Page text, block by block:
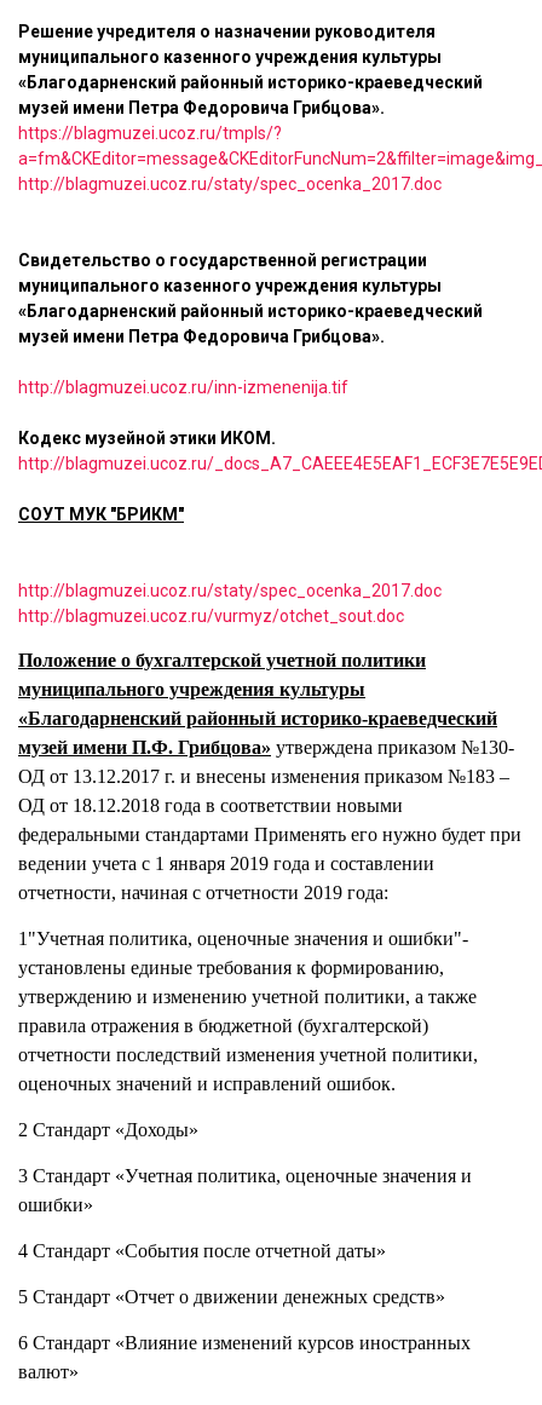
Решение учредителя о назначении руководителя
муниципального казенного учреждения культуры
«Благодарненский районный историко-краеведческий
музей имени Петра Федоровича Грибцова».
https://blagmuzei.ucoz.ru/tmpls/?
http://blagmuzei.ucoz.ru/staty/spec_ocenka_2017.doc
Свидетельство о государственной регистрации
муниципального казенного учреждения культуры
«Благодарненский районный историко-краеведческий
музей имени Петра Федоровича Грибцова».
http://blagmuzei.ucoz.ru/inn-izmenenija.tif
Кодекс музейной этики ИКОМ.
http://blagmuzei.ucoz.ru/
СОУТ МУК "БРИКМ"
http://blagmuzei.ucoz.ru/staty/spec_ocenka_2017.doc
http://blagmuzei.ucoz.ru/vurmyz/otchet_sout.doc
Положение о бухгалтерской учетной политики
муниципального учреждения культуры
«Благодарненский районный историко-краеведческий
музей имени П.Ф. Грибцова» утверждена приказом №130-
ОД от 13.12.2017 г. и внесены изменения приказом №183 –
ОД от 18.12.2018 года в соответствии новыми
федеральными стандартами Применять его нужно будет при
ведении учета с 1 января 2019 года и составлении
отчетности, начиная с отчетности 2019 года:
1"Учетная политика, оценочные значения и ошибки"-
установлены единые требования к формированию,
утверждению и изменению учетной политики, а также
правила отражения в бюджетной (бухгалтерской)
отчетности последствий изменения учетной политики,
оценочных значений и исправлений ошибок.
2 Стандарт «Доходы»
3 Стандарт «Учетная политика, оценочные значения и
ошибки»
4 Стандарт «События после отчетной даты»
5 Стандарт «Отчет о движении денежных средств»
6 Стандарт «Влияние изменений курсов иностранных
валют»